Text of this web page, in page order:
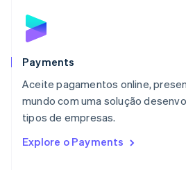
Payments
Aceite pagamentos online,
mundo com uma solução
tipos de empresas.
Explore o Payments
Malta
English
EspañolEnglish
English
Nova Zelândia
English
NederlandsEnglish